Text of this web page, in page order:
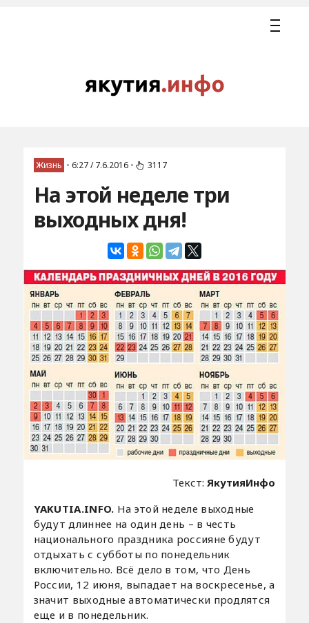
Жизнь • 6:27 / 7.6.2016 • 3117
На этой неделе три
выходных дня!
Текст:ЯкутияИнфо
YAKUTIA.INFO. На этой неделе выходные
будут длиннее на один день – в честь
национального праздника россияне будут
отдыхать с субботы по понедельник
включительно. Всё дело в том, что День
России, 12 июня, выпадает на воскресенье, а
значит выходные автоматически продлятся
еще и в понедельник.